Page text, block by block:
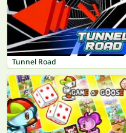
Tunnel Road